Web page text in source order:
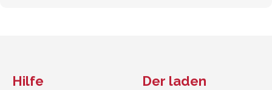
Hilfe Der laden